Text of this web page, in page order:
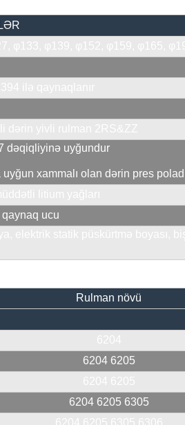
dəqiqliyinə uyğundur
xammalı olan dərin pres polad
qaynaq ucu
Rulman növü
6204 6205
6204 6205 6305